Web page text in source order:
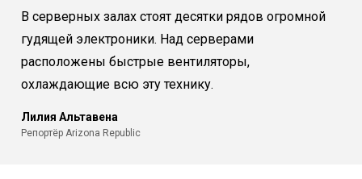
В серверных залах стоят десятки рядов огромной
гудящей электроники. Над серверами
расположены быстрые вентиляторы,
охлаждающие всю эту технику.
Лилия Альтавена
Репортёр Arizona Republic